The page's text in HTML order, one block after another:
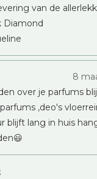
van de
Diamond
8
over je parfums
,deo's
blijft lang in huis